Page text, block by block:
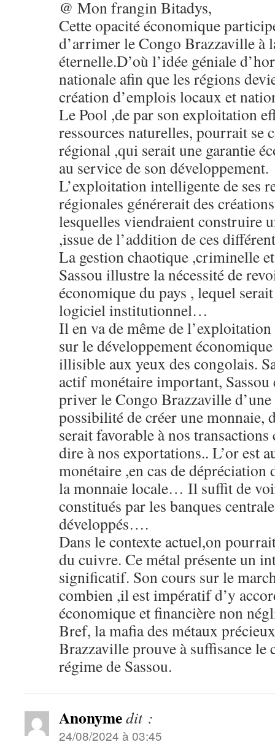
@ Mon frangin Bitadys,
Cette opacité économique
d’arrimer le Congo Brazzaville à
éternelle.D’où l’idée géniale
nationale afin que les régions
création d’emplois locaux et
Le Pool ,de par son exploitation
ressources naturelles, pourrait se
régional ,qui serait une garantie
au service de son développement.
L’exploitation intelligente de ses
régionales générerait des
lesquelles viendraient construire
,issue de l’addition de ces
La gestion chaotique ,criminelle
Sassou illustre la nécessité de
économique du pays , lequel
logiciel institutionnel…
Il en va de même de
sur le développement
illisible aux yeux des congolais.
actif monétaire important, Sassou
priver le Congo Brazzaville
possibilité de créer une monnaie,
serait favorable à nos transactions
dire à nos exportations.. L’or est
monétaire ,en cas de dépréciation
la monnaie locale… Il suffit de
constitués par les banques
développés….
Dans le contexte actuel,on
du cuivre. Ce métal présente un
significatif. Son cours sur le
combien ,il est impératif d’y
économique et financière non
Bref, la mafia des métaux
Brazzaville prouve à suffisance le
régime de Sassou.
Anonymedit :
24/08/2024 à 03:45